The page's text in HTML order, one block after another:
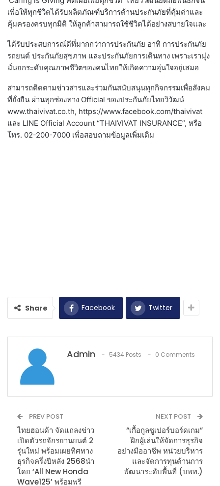
เพื่อให้ทุกชีวิตได้รับผลิตภัณฑ์บริการด้านประกันภัยที่คุ้มค่าและ
คุ้มครองครบทุกมิติ ให้ลูกค้าสามารถใช้ชีวิตได้อย่างสบายใจและ
ได้รับประสบการณ์ดีที่มากกว่าการประกันภัย อาทิ การประกันภัย
รถยนต์ ประกันภัยสุขภาพ และประกันภัยการเดินทาง เพราะเรามุ่ง
มั่นยกระดับคุณภาพชีวิตของคนไทยให้เกิดความอุ่นใจอยู่เสมอ
สามารถติดตามข่าวสารและร่วมกันสนับสนุนทุกกิจกรรมเพื่อสังคม
ที่ยั่งยืน ผ่านทุกช่องทาง Official ของประกันภัยไทยวิวัฒน์
www.thaivivat.co.th, https://www.facebook.com/thaivivat
และ LINE Official Account “THAIVIVAT INSURANCE”, หรือ
โทร. 02-200-7000 เพื่อสอบถามข้อมูลเพิ่มเติม
Share Facebook Twitter
Admin 5434 Posts 0 Comments
PREV POST
ไทยฮอนด้า จัดแถลงข่าว
เปิดตัวรถจักรยานยนต์ 2
รุ่นใหม่ พร้อมเผยทิศทาง
ธุรกิจครึ่งปีหลัง 2568นำ
โดย ‘All New Honda
Wave125’ พร้อมพรี
NEXT POST
“เกื้อกูลซูเปอร์บอร์ดเกม”
ฝึกผู้เล่นให้จัดการธุรกิจ
อย่างมืออาชีพ หน่วยบริหาร
และจัดการทุนด้านการ
พัฒนาระดับพื้นที่ (บพท.)